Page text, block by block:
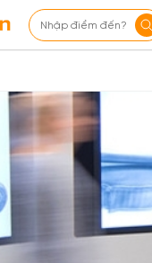
Nhập điểm đến?